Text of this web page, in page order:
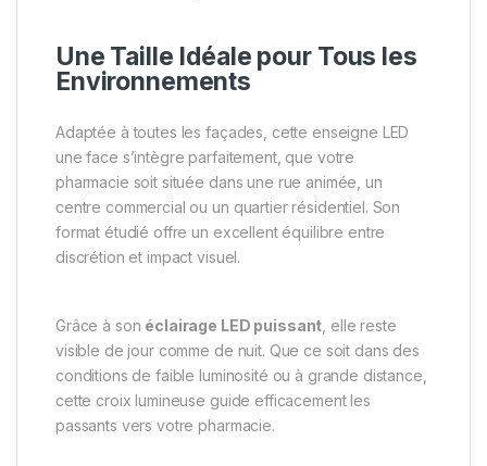
Une Taille Idéale pour Tous les
Environnements
Adaptée à toutes les façades, cette enseigne LED
une face s’intègre parfaitement, que votre
pharmacie soit située dans une rue animée, un
centre commercial ou un quartier résidentiel. Son
format étudié offre un excellent équilibre entre
discrétion et impact visuel.
Grâce à son éclairage LED puissant , elle reste
visible de jour comme de nuit. Que ce soit dans des
conditions de faible luminosité ou à grande distance,
cette croix lumineuse guide efficacement les
passants vers votre pharmacie.